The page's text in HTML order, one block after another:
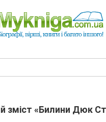
зміст «Билини Дюк